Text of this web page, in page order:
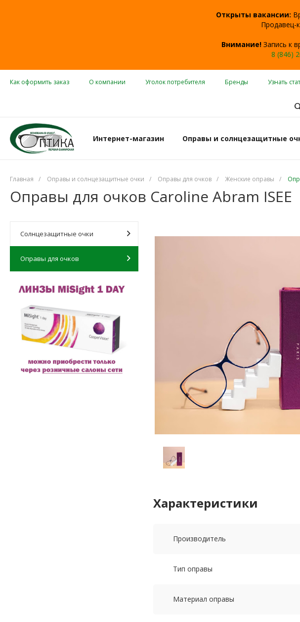
Открыты вакансии:
Продавец-
Внимание!Запись к
8 (846)
Как оформить заказ О компании Уголок потребителя Бренды Узнать
Интернет-магазин Оправы и солнцезащитные
Главная / Оправы и солнцезащитные очки / Оправы для очков / Женские оправы /
Оправы для очков Caroline Abram ISEE
Солнцезащитные очки
Оправы для очков
Характеристики
Производитель
Тип оправы
Материал оправы